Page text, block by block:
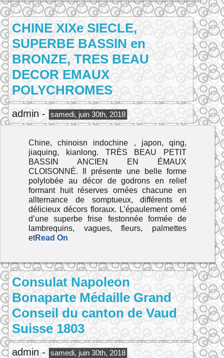
CHINE XIXe SIECLE,
SUPERBE BASSIN en
BRONZE, TRES BEAU
DECOR EMAUX
POLYCHROMES
admin - samedi, juin 30th, 2018
Chine, chinoisn indochine , japon, qing,
jiaquing, kianlong. TRÈS BEAU PETIT
BASSIN ANCIEN EN ÉMAUX
CLOISONNÉ. Il présente une belle forme
polylobée au décor de godrons en relief
formant huit réserves ornées chacune en
allternance de somptueux, différents et
délicieux décors floraux. L’épaulement orné
d’une superbe frise festonnée formée de
lambrequins, vagues, fleurs, palmettes
etRead On
Consulat Napoleon
Bonaparte Médaille Grand
Conseil du canton de Vaud
Suisse 1803
admin - samedi, juin 30th, 2018